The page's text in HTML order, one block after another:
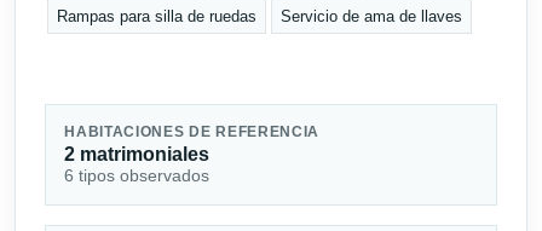
Rampas para silla de ruedas Servicio de ama de llaves
HABITACIONES DE REFERENCIA
2 matrimoniales
6 tipos observados